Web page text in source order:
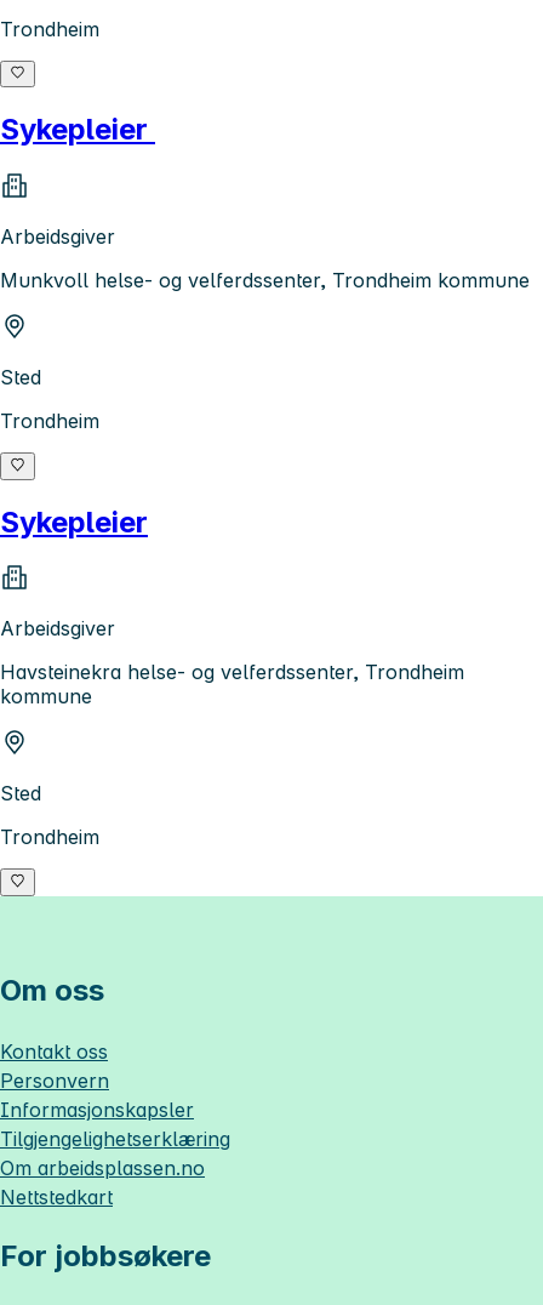
Trondheim
Sykepleier
Arbeidsgiver
Munkvoll helse- og velferdssenter, Trondheim kommune
Sted
Trondheim
Sykepleier
Arbeidsgiver
Havsteinekra helse- og velferdssenter, Trondheim
kommune
Sted
Trondheim
Om oss
Kontakt oss
Personvern
Informasjonskapsler
Tilgjengelighetserklæring
Om arbeidsplassen.no
Nettstedkart
For jobbsøkere